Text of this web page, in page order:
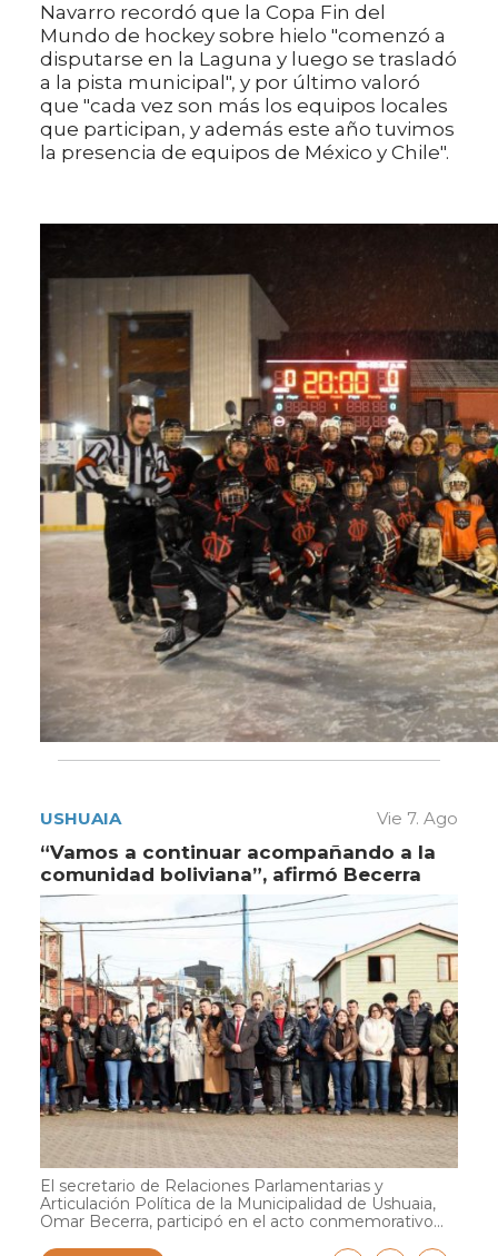
Navarro recordó que la Copa Fin del
Mundo de hockey sobre hielo "comenzó a
disputarse en la Laguna y luego se trasladó
a la pista municipal", y por último valoró
que "cada vez son más los equipos locales
que participan, y además este año tuvimos
la presencia de equipos de México y Chile".
USHUAIA Vie 7. Ago
“Vamos a continuar acompañando a la
comunidad boliviana”, afirmó Becerra
El secretario de Relaciones Parlamentarias y
Articulación Política de la Municipalidad de Ushuaia,
Omar Becerra, participó en el acto conmemorativo...